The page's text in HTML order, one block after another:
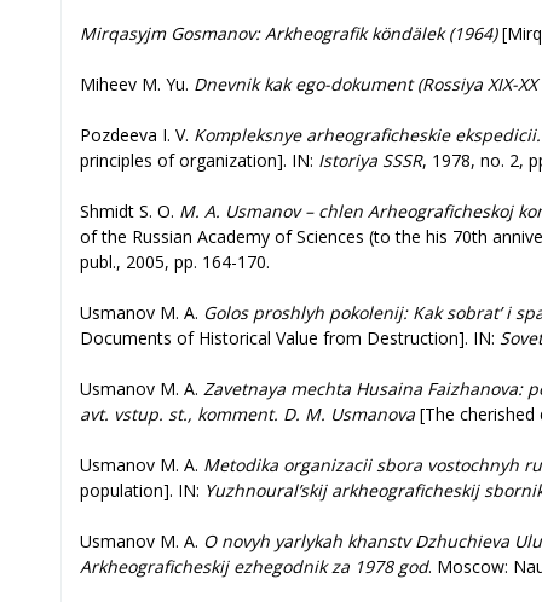
Mirqasyjm Gosmanov: Arkheografik köndälek (1964)
Miheev M. Yu. Dnevnik kak ego-dokument (Rossiya XIX-XX
Pozdeeva I. V. Kompleksnye arheograficheskie
principles of organization]. IN: Istoriya SSSR, 1978, no. 2,
Shmidt S. O. M. A. Usmanov – chlen Arheograficheskoj
of the Russian Academy of Sciences (to the his 70th
publ., 2005, pp. 164-170.
Usmanov M. A. Golos proshlyh pokolenij: Kak sobrat’ i
Documents of Historical Value from Destruction]. IN:
Usmanov M. A. Zavetnaya mechta Husaina Faizhanova:
avt. vstup. st., komment. D. M. Usmanova [The cherished
Usmanov M. A. Metodika organizacii sbora vostochnyh
population]. IN: Yuzhnoural’skij arkheograficheskij
Usmanov M. A. O novyh yarlykah khanstv Dzhuchieva
Arkheograficheskij ezhegodnik za 1978 god. Moscow: